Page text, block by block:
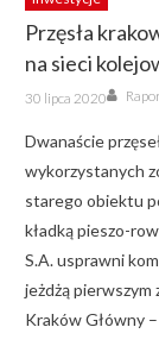
Przęsła
na sieci
Posted
on
30 lipca 2020
Dwanaście
wykorzystanych
starego obiektu
kładką pieszo-
S.A. usprawni
jeżdżą
Kraków Główny